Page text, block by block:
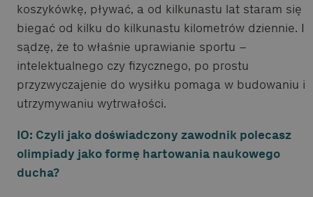
koszykówkę, pływać, a od kilkunastu lat staram się
biegać od kilku do kilkunastu kilometrów dziennie. I
sądzę, że to właśnie uprawianie sportu –
intelektualnego czy fizycznego, po prostu
przyzwyczajenie do wysiłku pomaga w budowaniu i
utrzymywaniu wytrwałości.
IO: Czyli jako doświadczony zawodnik polecasz
olimpiady jako formę hartowania naukowego
ducha?